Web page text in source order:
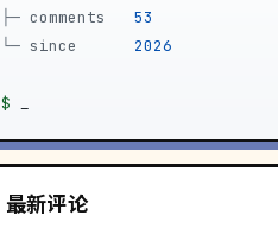
├─ comments
53
└─ since 2026
$
最新评论